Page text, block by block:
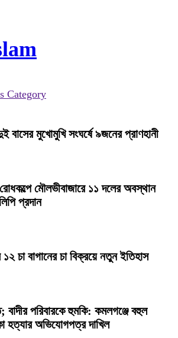
Category
বাসের মুখোমুখি সংঘর্ষে ৯জনের প্রাণহানী
মৌলভীবাজারে ১১ দলের অবস্থান
প্রদান
চা বাগানের চা বিক্রয়ে নতুন ইতিহাস
বাদীর পরিবারকে হুমকি: কমলগঞ্জে বহুল
হত্যার অভিযোগপত্র দাখিল